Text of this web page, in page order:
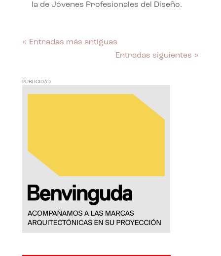
la de Jóvenes Profesionales del Diseño.
« Entradas más antiguas
Entradas siguientes »
PUBLICIDAD